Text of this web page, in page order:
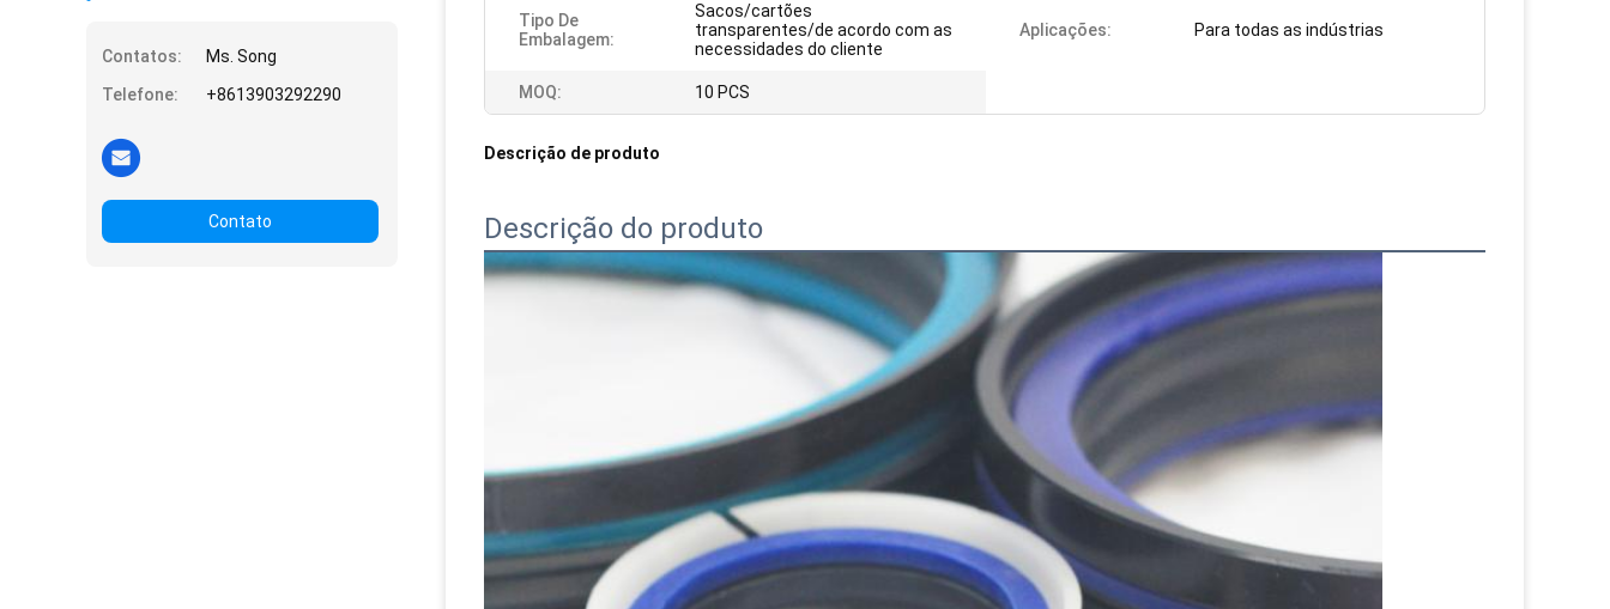
Contatos:
Ms. Song
Telefone:
+8613903292290
Contato
Tipo De
Embalagem:
Sacos/cartões
transparentes/de acordo com as
necessidades do cliente
Aplicações: Para todas as indústrias
MOQ: 10 PCS
Descrição de produto
Descrição do produto